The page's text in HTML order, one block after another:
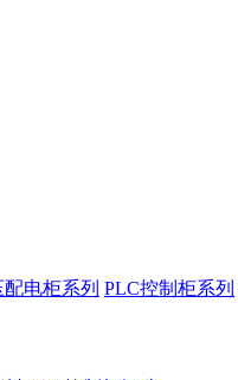
电柜系列 PLC控制柜系列